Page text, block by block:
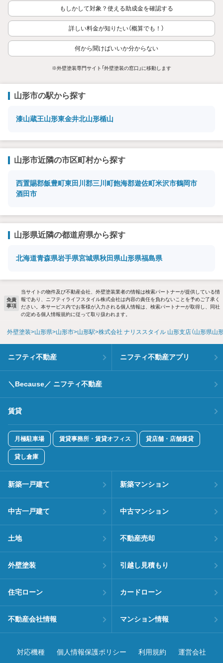
もしかして対象？使える助成金を確認する
詳しい料金が知りたい（概算でも！）
何から聞けばいいか分からない
※外壁塗装専門サイト「外壁塗装の窓口」に移動します
山形市の駅から探す
漆山蔵王山形東金井北山形楯山
山形市近隣の市区町村から探す
西置賜郡飯豊町東田川郡三川町飽海郡遊佐町米沢市鶴岡市
酒田市
山形県近隣の都道府県から探す
北海道青森県岩手県宮城県秋田県山形県福島県
免責
事項
当サイトの物件及び不動産会社、外壁塗装業者の情報は検索パートナーが提供している情
報であり、ニフティライフスタイル株式会社は内容の責任を負わないことを予めご了承く
ださい。本サービス内でお客様が入力される個人情報は、検索パートナーが取得し、同社
の定める個人情報規約に従って取り扱われます。
外壁塗装 山形県 山形市 山形駅 株式会社 ナリススタイル 山形支店（山形県山
ニフティ不動産 ニフティ不動産アプリ
＼Because／ ニフティ不動産
賃貸
月極駐車場 賃貸事務所・賃貸オフィス 貸店舗・店舗賃貸
貸し倉庫
新築一戸建て 新築マンション
中古一戸建て 中古マンション
土地 不動産売却
外壁塗装 引越し見積もり
住宅ローン カードローン
不動産会社情報 マンション情報
対応機種 個人情報保護ポリシー 利用規約 運営会社